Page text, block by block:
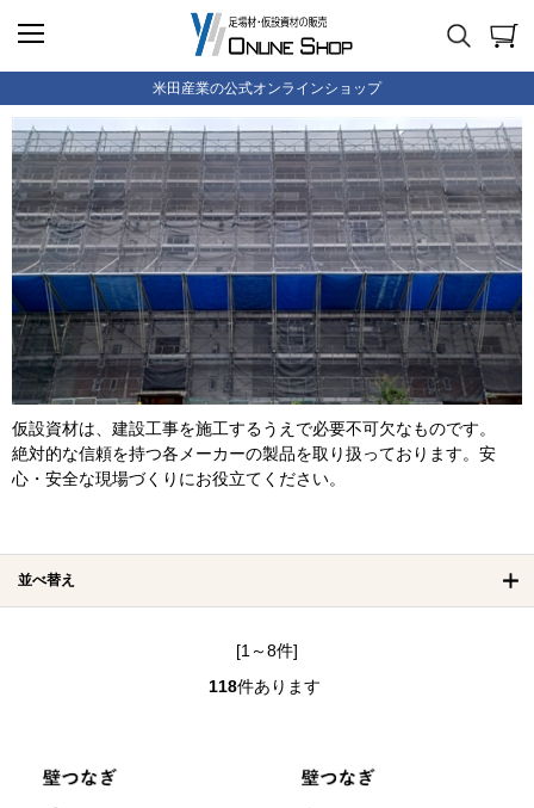
米田産業の公式オンラインショップ
仮設資材は、建設工事を施工するうえで必要不可欠なものです。
絶対的な信頼を持つ各メーカーの製品を取り扱っております。安
心・安全な現場づくりにお役立てください。
並べ替え
[1～8件]
118件あります